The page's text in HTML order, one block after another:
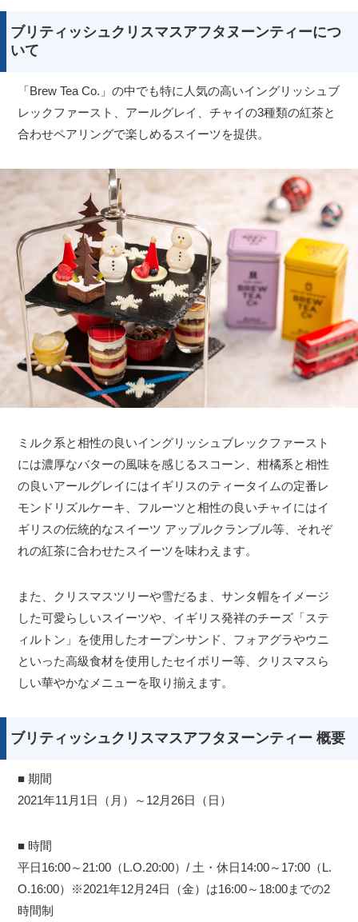
ブリティッシュクリスマスアフタヌーンティーにつ
いて
「Brew Tea Co.」の中でも特に人気の高いイングリッシュブ
レックファースト、アールグレイ、チャイの3種類の紅茶と
合わせペアリングで楽しめるスイーツを提供。
ミルク系と相性の良いイングリッシュブレックファースト
には濃厚なバターの風味を感じるスコーン、柑橘系と相性
の良いアールグレイにはイギリスのティータイムの定番レ
モンドリズルケーキ、フルーツと相性の良いチャイにはイ
ギリスの伝統的なスイーツ アップルクランブル等、それぞ
れの紅茶に合わせたスイーツを味わえます。
また、クリスマスツリーや雪だるま、サンタ帽をイメージ
した可愛らしいスイーツや、イギリス発祥のチーズ「ステ
ィルトン」を使用したオープンサンド、フォアグラやウニ
といった高級食材を使用したセイボリー等、クリスマスら
しい華やかなメニューを取り揃えます。
ブリティッシュクリスマスアフタヌーンティー 概要
■ 期間
2021年11月1日（月）～12月26日（日）
■ 時間
平日16:00～21:00（L.O.20:00）/ 土・休日14:00～17:00（L.
O.16:00）※2021年12月24日（金）は16:00～18:00までの2
時間制